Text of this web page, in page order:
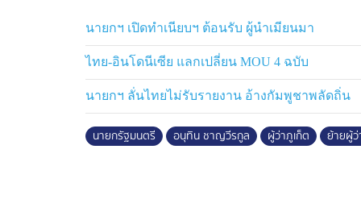
นายกฯ เปิดทำเนียบฯ ต้อนรับ ผู้นำเมียนมา
ไทย-อินโดนีเซีย แลกเปลี่ยน MOU 4 ฉบับ
นายกฯ ลั่นไทยไม่รับรายงาน อ้างกัมพูชาพลัดถิ่น
นายกรัฐมนตรี อนุทิน ชาญวีรกูล ผู้ว่าภูเก็ต ย้ายผู้ว่